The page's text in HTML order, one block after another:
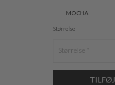
MOCHA
Størrelse
Størrelse